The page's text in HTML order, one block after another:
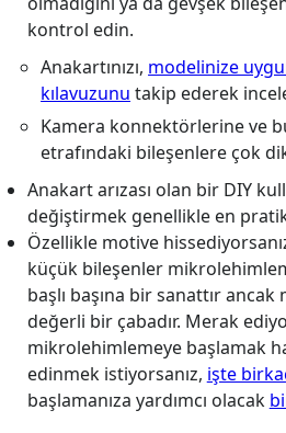
kontrol edin.
Anakartınızı, modelinize
kılavuzunu takip ederek
Kamera konnektörlerine ve
etrafındaki bileşenlere çok
Anakart arızası olan bir DIY
değiştirmek genellikle en
Özellikle motive
küçük bileşenler
başlı başına bir sanattır
değerli bir çabadır. Merak
mikrolehimlemeye başlamak
edinmek istiyorsanız, işte
başlamanıza yardımcı olacak